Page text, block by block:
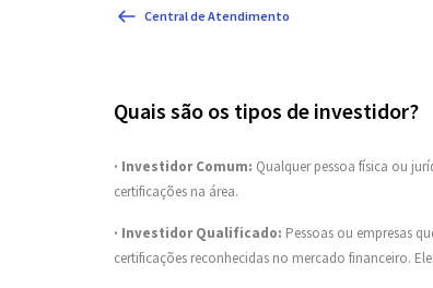
Central de Atendimento
Quais são os tipos de investidor?
· Investidor Comum: Qualquer pessoa física ou
certificações na área.
· Investidor Qualificado: Pessoas ou empresas
certificações reconhecidas no mercado financeiro.